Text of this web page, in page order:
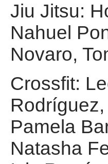
Jiu Jitsu:
Nahuel
Novaro,
Crossfit:
Pamela
Natasha